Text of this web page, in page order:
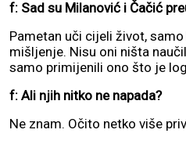
f: Sad su Milanović i Čačić
Pametan uči cijeli život,
mišljenje. Nisu oni ništa
samo primijenili ono što je
f: Ali njih nitko ne napada?
Ne znam. Očito netko više